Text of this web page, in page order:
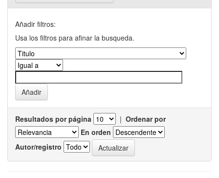
Añadir filtros:
Usa los filtros para afinar la busqueda.
Resultados por página | Ordenar por
En orden
Autor/registro